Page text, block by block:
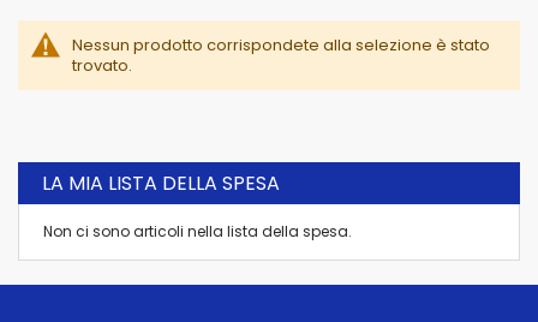
Nessun prodotto corrispondete alla selezione è stato
trovato.
LA MIA LISTA DELLA SPESA
Non ci sono articoli nella lista della spesa.